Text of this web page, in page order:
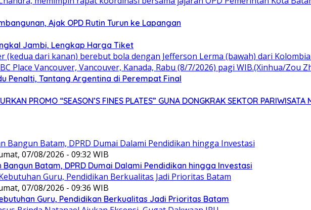
Ajak OPD Rutin Turun ke Lapangan
Jambi, Lengkap Harga Tiket
Penalti, Tantang Argentina di Perempat Final
PROMO “SEASON’S FINES PLATES” GUNA DONGKRAK SEKTOR
07/08/2026 - 09:32 WIB
Batam, DPRD Dumai Dalami Pendidikan hingga Investasi
07/08/2026 - 09:36 WIB
Guru, Pendidikan Berkualitas Jadi Prioritas Batam